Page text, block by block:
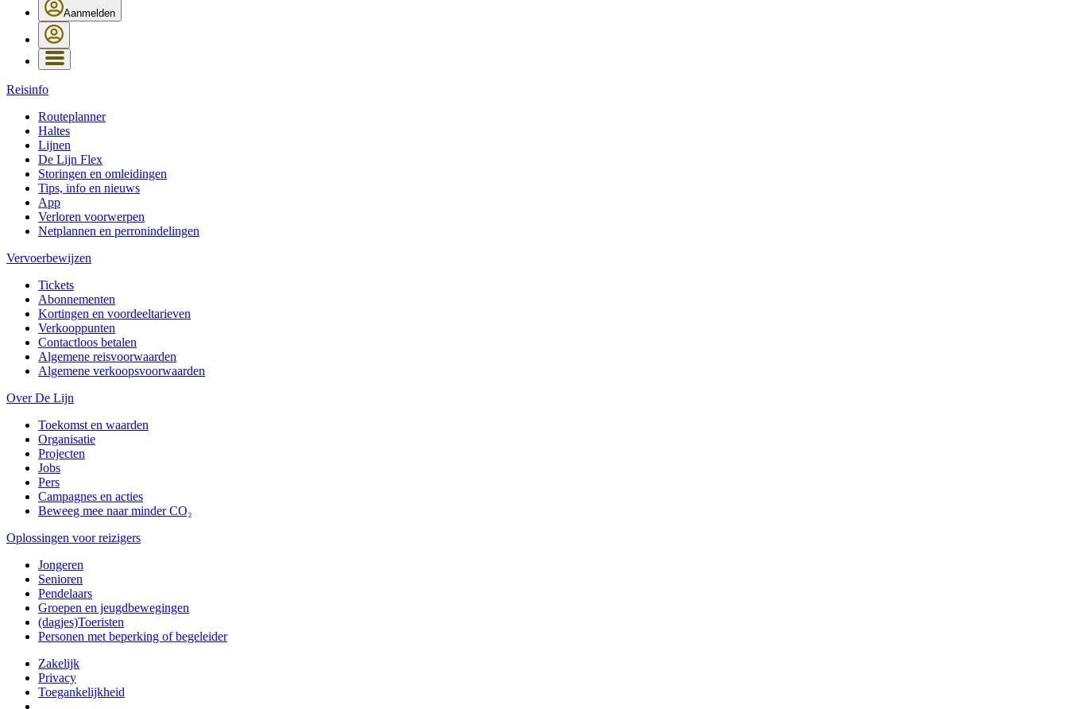
Aanmelden
Reisinfo
Routeplanner
Haltes
Lijnen
De Lijn Flex
Storingen en omleidingen
Tips, info en nieuws
App
Verloren voorwerpen
Netplannen en perronindelingen
Vervoerbewijzen
Tickets
Abonnementen
Kortingen en voordeeltarieven
Verkooppunten
Contactloos betalen
Algemene reisvoorwaarden
Algemene verkoopsvoorwaarden
Over De Lijn
Toekomst en waarden
Organisatie
Projecten
Jobs
Pers
Campagnes en acties
Beweeg mee naar minder CO₂
Oplossingen voor reizigers
Jongeren
Senioren
Pendelaars
Groepen en jeugdbewegingen
(dagjes)Toeristen
Personen met beperking of begeleider
Zakelijk
Privacy
Toegankelijkheid